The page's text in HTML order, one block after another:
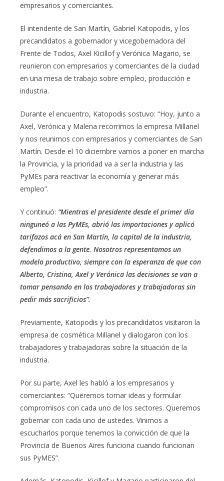
empresarios y comerciantes.
El intendente de San Martín, Gabriel Katopodis, y los
precandidatos a gobernador y vicegobernadora del
Frente de Todos, Axel Kicillof y Verónica Magario, se
reunieron con empresarios y comerciantes de la ciudad
en una mesa de trabajo sobre empleo, producción e
industria.
Durante el encuentro, Katopodis sostuvo: “Hoy, junto a
Axel, Verónica y Malena recorrimos la empresa Millanel
y nos reunimos con empresarios y comerciantes de San
Martín. Desde el 10 diciembre vamos a poner en marcha
la Provincia, y la prioridad va a ser la industria y las
PyMEs para reactivar la economía y generar más
empleo”.
Y continuó: “Mientras el presidente desde el primer día
ninguneó a las PyMEs, abrió las importaciones y aplicó
tarifazos acá en San Martín, la capital de la industria,
defendimos a la gente. Nosotros representamos un
modelo productivo, siempre con la esperanza de que con
Alberto, Cristina, Axel y Verónica las decisiones se van a
tomar pensando en los trabajadores y trabajadoras sin
pedir más sacrificios”.
Previamente, Katopodis y los precandidatos visitaron la
empresa de cosmética Millanel y dialogaron con los
trabajadores y trabajadoras sobre la situación de la
industria.
Por su parte, Axel les habló a los empresarios y
comerciantes: “Queremos tomar ideas y formular
compromisos con cada uno de los sectores. Queremos
gobernar con cada uno de ustedes. Vinimos a
escucharlos porque tenemos la convicción de que la
Provincia de Buenos Aires funciona cuando funcionan
sus PyMES”.